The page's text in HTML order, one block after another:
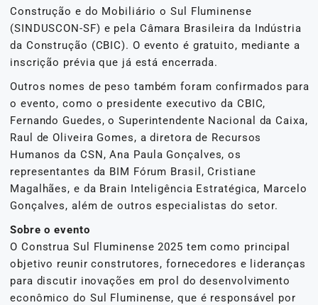
Construção e do Mobiliário o Sul Fluminense
(SINDUSCON-SF) e pela Câmara Brasileira da Indústria
da Construção (CBIC). O evento é gratuito, mediante a
inscrição prévia que já está encerrada.
Outros nomes de peso também foram confirmados para
o evento, como o presidente executivo da CBIC,
Fernando Guedes, o Superintendente Nacional da Caixa,
Raul de Oliveira Gomes, a diretora de Recursos
Humanos da CSN, Ana Paula Gonçalves, os
representantes da BIM Fórum Brasil, Cristiane
Magalhães, e da Brain Inteligência Estratégica, Marcelo
Gonçalves, além de outros especialistas do setor.
Sobre o evento
O Construa Sul Fluminense 2025 tem como principal
objetivo reunir construtores, fornecedores e lideranças
para discutir inovações em prol do desenvolvimento
econômico do Sul Fluminense, que é responsável por